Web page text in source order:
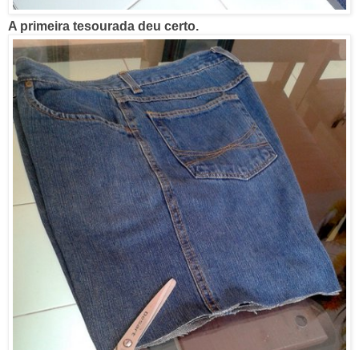
A primeira tesourada deu certo.